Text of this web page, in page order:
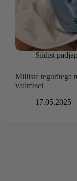
Siidist
Milliste teguritega
valimisel
17.05.2025